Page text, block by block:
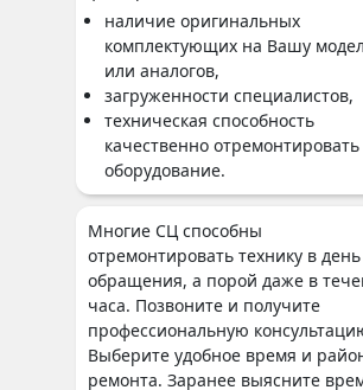
наличие оригинальных
комплектующих на Вашу
или аналогов,
загруженности специалистов,
техническая способность
качественно отремонтировать
оборудование.
Многие СЦ способны
отремонтировать технику в день
обращения, а порой даже в
часа. Позвоните и получите
профессиональную
Выберите удобное время и
ремонта. Заранее выясните